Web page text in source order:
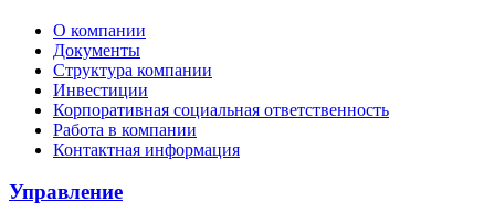
О компании
Документы
Структура компании
Инвестиции
Корпоративная социальная ответственность
Работа в компании
Контактная информация
Управление